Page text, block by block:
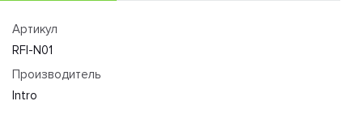
Артикул
RFI-N01
Производитель
Intro